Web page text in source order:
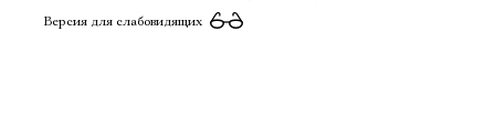
Версия для слабовидящих
Ознакомиться